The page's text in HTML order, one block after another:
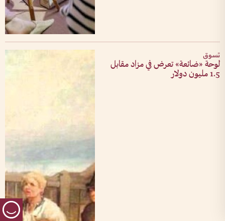
تسوق
لوحة «ضائعة» تعرض في مزاد مقابل
1.5 مليون دولار